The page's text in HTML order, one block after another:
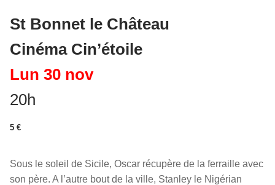
St Bonnet le Château
Cinéma Cin’étoile
Lun 30 nov
20h
5 €
Sous le soleil de Sicile, Oscar récupère de la ferraille avec
son père. A l’autre bout de la ville, Stanley le Nigérian